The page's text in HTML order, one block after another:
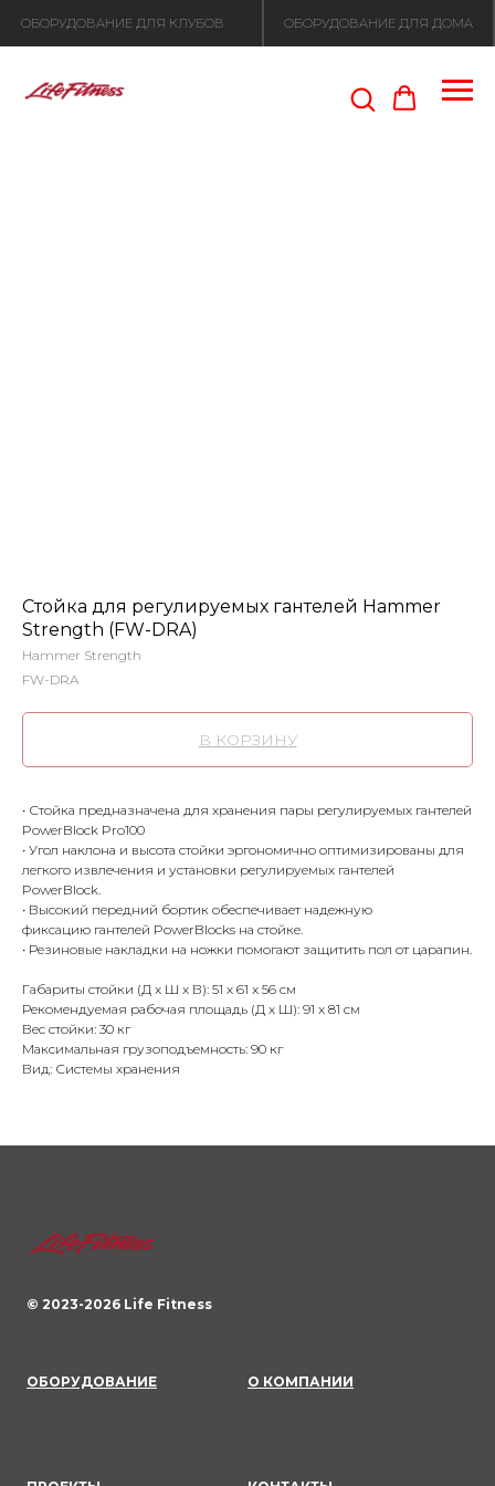
Стойка для регулируемых гантелей Hammer
Strength (FW-DRA)
Hammer Strength
FW-DRA
В КОРЗИНУ
• Стойка предназначена для хранения пары регулируемых гантелей
PowerBlock Pro100
• Угол наклона и высота стойки эргономично оптимизированы для
легкого извлечения и установки регулируемых гантелей
PowerBlock.
• Высокий передний бортик обеспечивает надежную
фиксацию гантелей PowerBlocks на стойке.
• Резиновые накладки на ножки помогают защитить пол от царапин.
Габариты стойки (Д x Ш x В): 51 x 61 x 56 см
Рекомендуемая рабочая площадь (Д x Ш): 91 x 81 см
Вес стойки: 30 кг
Максимальная грузоподъемность: 90 кг
Вид: Системы хранения
© 2023-2026 Life Fitness
ОБОРУДОВАНИЕ О КОМПАНИИ